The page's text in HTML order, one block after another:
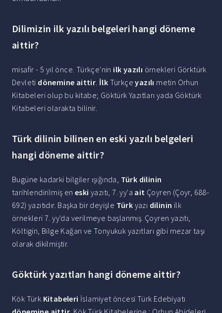
Dilimizin ilk yazılı belgeleri hangi döneme
aittir?
misafir - 5 yıl önce. Türkçe'nin ilk yazılı örnekleri Görktürk
Devleti dönemine aittir. İlk Türkçeyazılı metin Orhun
Kitabeleri olup bu kitabe; Göktürk Yazıtları yada Göktürk
Kitabeleri olarakta bilinir.
Türk dilinin bilinen en eski yazılı belgeleri
hangi döneme aittir?
Bugüne kadarki bilgiler ışığında, Türk dilinin
tarihlendirilmiş eneski yazıtı, 7. yy'a ait Çoyren (Çoyr, 688-
692) yazıtıdır. Başka bir deyişle Türk yazı dilinin ilk
örnekleri 7. yy'da verilmeye başlanmış. Çoyren yazıtı,
Költigin, Bilge Kağan ve Tonyukuk yazıtları gibi mezar taşı
olarak dikilmiştir.
Göktürk yazıtları hangi döneme aittir?
Kök Türk Kitabeleri İslamiyet öncesi Türk Edebiyatı